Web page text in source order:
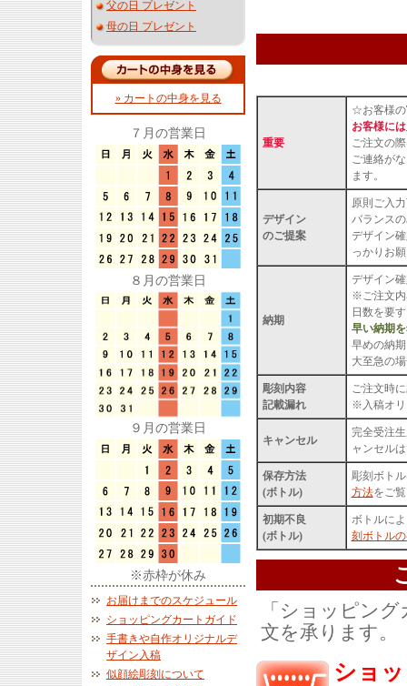
父の日 プレゼント
母の日 プレゼント
» カートの中身を見る
７月の営業日
８月の営業日
９月の営業日
※赤枠が休み
お届けまでのスケジュール
ショッピングカートガイド
手書きや自作オリジナルデ
ザイン入稿
似顔絵彫刻について
重要
☆お客様の
お客様に
ご注文の
ご連絡が
ます。
デザイン
のご提案
原則ご入
バランス
デザイン
っかりお
納期
デザイン
※ご注文内
日数を要
早い納期
早めの納
大至急の
彫刻内容
記載漏れ
ご注文時
※入稿オリ
キャンセル
完全受注
ャンセル
保存方法
(ボトル)
彫刻ボト
方法をご
初期不良
(ボトル)
ボトルに
刻ボトル
「ショッピン
文を承ります。
ショ